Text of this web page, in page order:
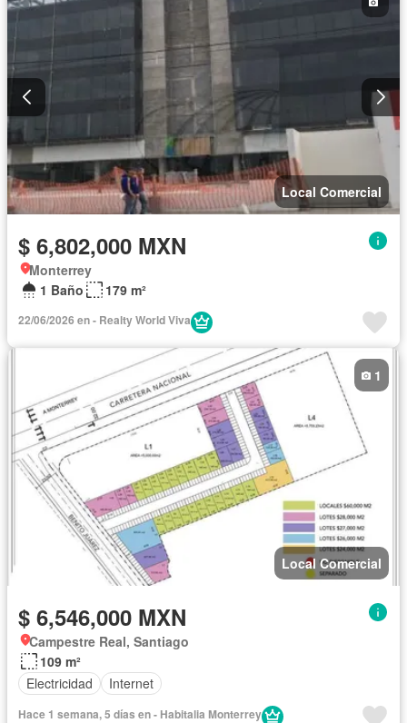
Local Comercial
$ 6,802,000 MXN
Monterrey
1 Baño
179 m²
22/06/2026 en - Realty World Viva
Local Comercial
1
$ 6,546,000 MXN
Campestre Real, Santiago
109 m²
Electricidad
Internet
Hace 1 semana, 5 días en - Habitalia Monterrey